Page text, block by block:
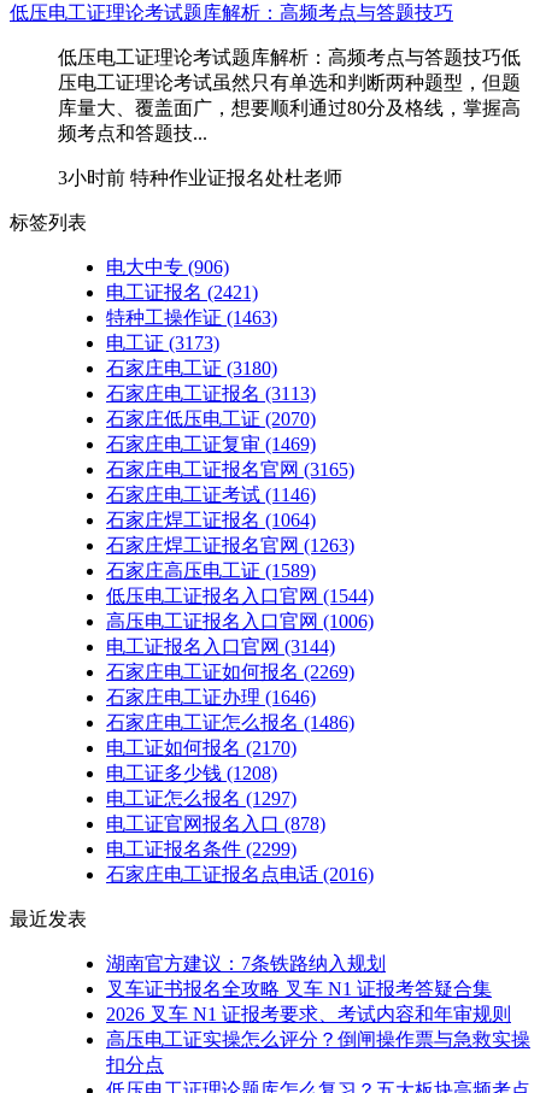
低压电工证理论考试题库解析：高频考点与答题技巧
低压电工证理论考试题库解析：高频考点与答题技巧低
压电工证理论考试虽然只有单选和判断两种题型，但题
库量大、覆盖面广，想要顺利通过80分及格线，掌握高
频考点和答题技...
3小时前 特种作业证报名处杜老师
标签列表
电大中专 (906)
电工证报名 (2421)
特种工操作证 (1463)
电工证 (3173)
石家庄电工证 (3180)
石家庄电工证报名 (3113)
石家庄低压电工证 (2070)
石家庄电工证复审 (1469)
石家庄电工证报名官网 (3165)
石家庄电工证考试 (1146)
石家庄焊工证报名 (1064)
石家庄焊工证报名官网 (1263)
石家庄高压电工证 (1589)
低压电工证报名入口官网 (1544)
高压电工证报名入口官网 (1006)
电工证报名入口官网 (3144)
石家庄电工证如何报名 (2269)
石家庄电工证办理 (1646)
石家庄电工证怎么报名 (1486)
电工证如何报名 (2170)
电工证多少钱 (1208)
电工证怎么报名 (1297)
电工证官网报名入口 (878)
电工证报名条件 (2299)
石家庄电工证报名点电话 (2016)
最近发表
湖南官方建议：7条铁路纳入规划
叉车证书报名全攻略 叉车 N1 证报考答疑合集
2026 叉车 N1 证报考要求、考试内容和年审规则
高压电工证实操怎么评分？倒闸操作票与急救实操
扣分点